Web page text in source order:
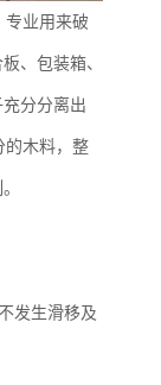
业用来破
、包装箱、
分分离出
的木料，整
发生滑移及